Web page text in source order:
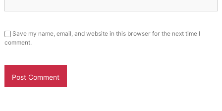
Save my name, email, and website in this browser for the next time I
comment.